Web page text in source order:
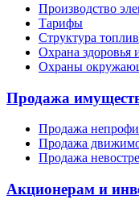
Производство
Тарифы
Структура
Охрана здоровья
Охраны
Продажа
Продажа
Продажа
Продажа
Акционерам и